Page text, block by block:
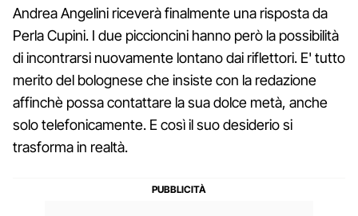
Andrea Angelini riceverà finalmente una risposta da
Perla Cupini. I due piccioncini hanno però la possibilità
di incontrarsi nuovamente lontano dai riflettori. E' tutto
merito del bolognese che insiste con la redazione
affinchè possa contattare la sua dolce metà, anche
solo telefonicamente. E così il suo desiderio si
trasforma in realtà.